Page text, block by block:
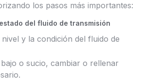
los pasos más importantes:
del fluido de transmisión
y la condición del fluido de
o sucio, cambiar o rellenar